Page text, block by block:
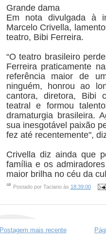
Grande dama
Em nota divulgada à
Marcelo Crivella,
teatro, Bibi Ferreira.
“O teatro brasileiro
Ferreira praticamente
referência maior de
ninguém, honrou ao
cantora, diretora, Bibi
teatral e formou
dramaturgia brasileira.
sua inesgotável paixão
fez até recentemente",
Crivella diz ainda que
família e os
maior brilha no céu da
Postado por Taciano às 18:39:00
Postagem mais recente